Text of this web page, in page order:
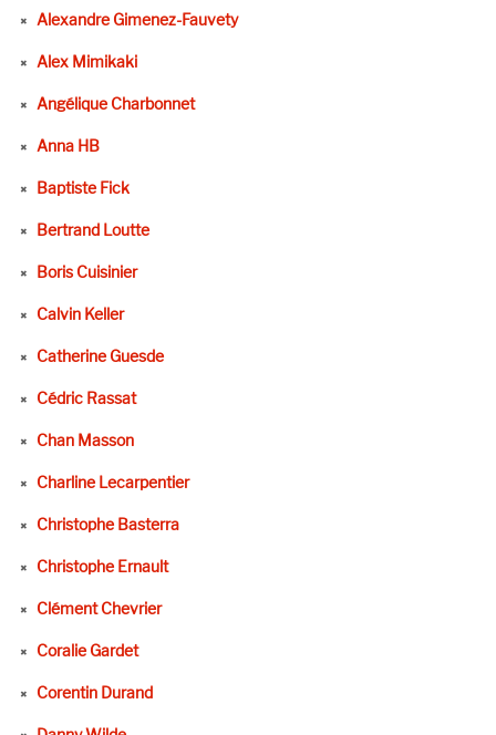
Alexandre Gimenez-Fauvety
Alex Mimikaki
Angélique Charbonnet
Anna HB
Baptiste Fick
Bertrand Loutte
Boris Cuisinier
Calvin Keller
Catherine Guesde
Cédric Rassat
Chan Masson
Charline Lecarpentier
Christophe Basterra
Christophe Ernault
Clément Chevrier
Coralie Gardet
Corentin Durand